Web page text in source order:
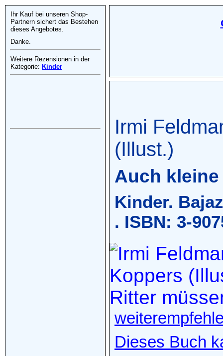
Irmi
(Illust.)
Auch
Kinder.
. ISBN: 3-
Dieses Buch
Ihr Kauf bei unseren Shop-
Partnern sichert das Bestehen
dieses Angebotes.
Danke.
Weitere Rezensionen in der
Kategorie: Kinder